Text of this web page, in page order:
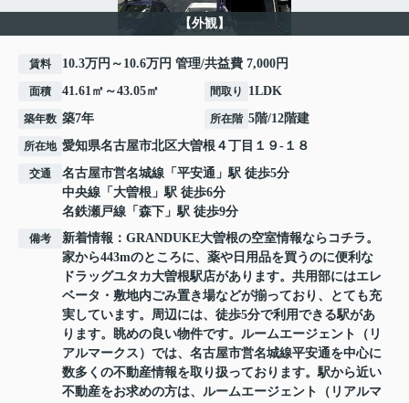
【外観】
賃料 10.3万円～10.6万円 管理/共益費 7,000円
面積 41.61㎡～43.05㎡ 間取り 1LDK
築年数 築7年 所在階 5階/12階建
所在地 愛知県名古屋市北区大曽根 ４丁目１９-１８
交通 名古屋市営名城線 「 平安通 」駅 徒歩5分
中央線 「 大曽根 」駅 徒歩6分
名鉄瀬戸線 「 森下 」駅 徒歩9分
備考
新着情報：GRANDUKE大曽根の空室情報ならコチラ。
家から443mのところに、薬や日用品を買うのに便利な
ドラッグユタカ大曽根駅店があります。共用部にはエレ
ベータ・敷地内ごみ置き場などが揃っており、とても充
実しています。周辺には、徒歩5分で利用できる駅があ
ります。眺めの良い物件です。ルームエージェント（リ
アルマークス）では、名古屋市営名城線平安通を中心に
数多くの不動産情報を取り扱っております。駅から近い
不動産をお求めの方は、ルームエージェント（リアルマ